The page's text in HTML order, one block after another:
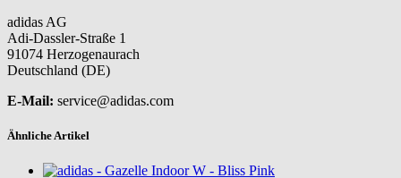
adidas AG
Adi-Dassler-Straße 1
91074 Herzogenaurach
Deutschland (DE)
E-Mail: service@adidas.com
Ähnliche Artikel